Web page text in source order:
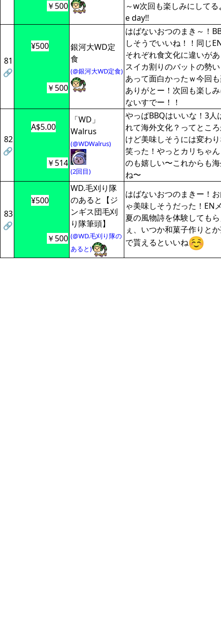
～w次回も楽しみにして
e day!!
￥500
81
🔗
¥500
銀河大WD定
食
(@銀河大WD定食)
はばないおつのまき～！
しそうでいいね！！同じ
それぞれ食文化に違いが
スイカ割りのバットの勢
あって面白かったｗ今回
ありがとー！次回も楽し
ないすでー！！
￥500
82
🔗
A$5.00
「WD」
Walrus
(@WDWalrus)
(2回目)
やっぱBBQはいいな！3人
れて海外文化？ってとこ
けど美味しそうには変わ
笑った！やっとカリちゃ
のも嬉しい〜これからも
ね〜
￥514
83
🔗
¥500
WD.毛刈り隊
のあると【ジ
ンギス団毛刈
り隊筆頭】
(@WD.毛刈り隊の
あると)
はばないおつのまきー！
ゃ美味しそうだった！EN
夏の風物詩を体験しても
ぇ、いつか和菓子作りと
で貰えるといいね
￥500